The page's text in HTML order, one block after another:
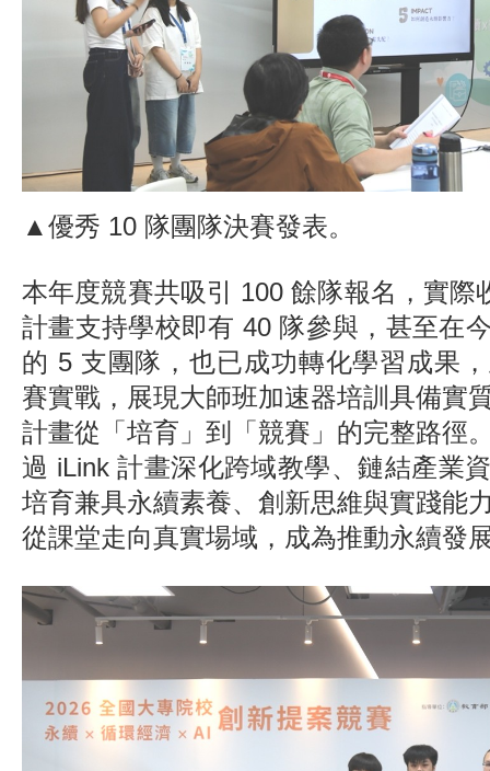
▲優秀 10 隊團隊決賽發表。
本年度競賽共吸引 100 餘隊報名，實際
計畫支持學校即有 40 隊參與，甚至在
的 5 支團隊，也已成功轉化學習成果
賽實戰，展現大師班加速器培訓具備實
計畫從「培育」到「競賽」的完整路徑
過 iLink 計畫深化跨域教學、鏈結產業
培育兼具永續素養、創新思維與實踐能
從課堂走向真實場域，成為推動永續發